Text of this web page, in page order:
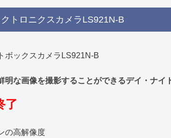
トロニクスカメラLS921N-B
ボックスカメラLS921N-B
明な画像を撮影することができるデイ・ナイ
了
の高解像度